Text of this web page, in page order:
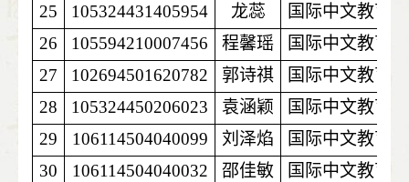
25
105324431405954 龙蕊
国际中文教育
26
105594210007456 程馨瑶
国际中文教育
27
102694501620782 郭诗祺
国际中文教育
28
105324450206023 袁涵颖
国际中文教育
29
106114504040099 刘泽焰
国际中文教育
30
106114504040032 邵佳敏
国际中文教育